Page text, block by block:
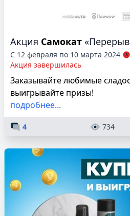
Акция Самокат «Перерыв
С 12 февраля по 10 марта 2024
Акция завершилась
Заказывайте любимые
выигрывайте призы!
подробнее...
4 734